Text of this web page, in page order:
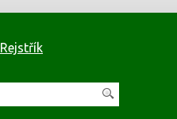
Rejstřík